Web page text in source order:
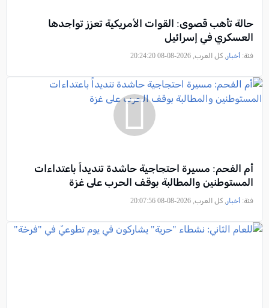
حالة تأهب قصوى: القوات الأمريكية تعزز تواجدها
العسكري في إسرائيل
فئة: أخبار , كل العرب, 2026-08-08 20:24:20
أم الفحم: مسيرة احتجاجية حاشدة تنديداً باعتداءات
المستوطنين والمطالبة بوقف الحرب على غزة
فئة: أخبار , كل العرب, 2026-08-08 20:07:56